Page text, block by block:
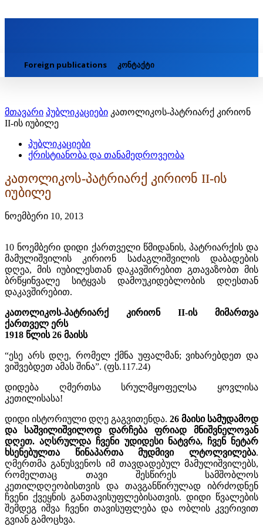
Foreign publications კონტაქტი
მთავარი პუბლიკაციები კათოლიკოს-პატრიარქ კირიონ
II-ის იუბილე
პუბლიკაციები
ქრისტიანობა და თანამედროვეობა
კათოლიკოს-პატრიარქ კირიონ II-ის
იუბილე
ნოემბერი 10, 2013
10 ნოემბერი დიდი ქართველი წმიდანის, პატრიარქის და
მამულიშვილის კირიონ საძაგლიშვილის დაბადების
დღეა, მის იუბილესთან დაკავშირებით გთავაზობთ მის
ბრწყინვალე სიტყვას დამოუკიდებლობის დღესთან
დაკავშირებით.
კათოლიკოს-პატრიარქ კირიონ II-ის მიმართვა
ქართველ ერს
1918 წლის 26 მაისს
“ესე არს დღე, რომელ ქმნა უფალმან; ვიხარებდეთ და
ვიშვებდეთ ამას შინა”. (ფს.117.24)
დიდება ღმერთსა სრულმყოფელსა ყოვლისა
კეთილისასა!
დიდი ისტორიული დღე გაგვითენდა. 26 მაისი სამუდამოდ
და საშვილიშვილოდ დარჩება ფრიად მნიშვნელოვან
დღეთ. აღსრულდა ჩვენი უდიდესი ნატვრა, ჩვენ ნეტარ
ხსენებულთა წინაპართა მუდმივი ლტოლვილება.
ღმერთმა განუსვენოს იმ თავდადებულ მამულიშვილებს,
რომელთაც თავი შესწირეს სამშობლოს
კეთილდღეობისთვის და თავგანწირულად იბრძოდნენ
ჩვენი ქვეყნის განთავისუფლებისათვის. დიდი წვალების
შემდეგ იშვა ჩვენი თავისუფლება და ობლის კვერივით
გვიან გამოცხვა.